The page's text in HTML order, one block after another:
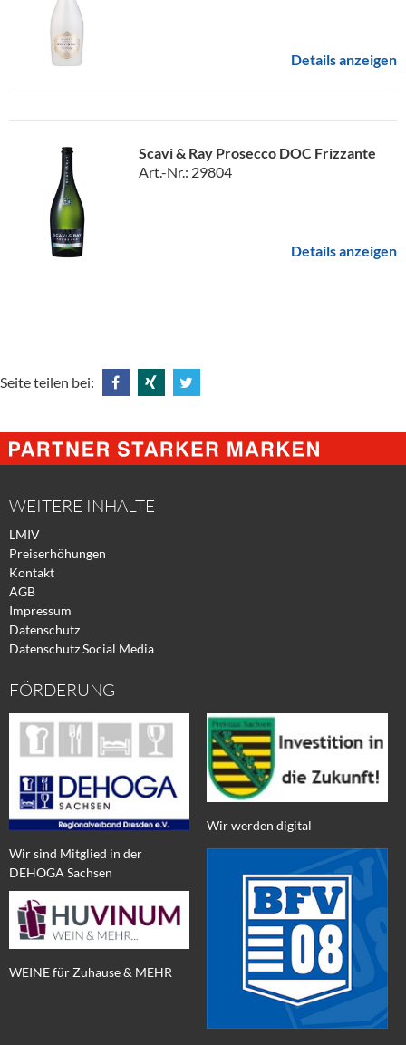
Details anzeigen
Scavi & Ray Prosecco DOC Frizzante
Art.-Nr.: 29804
Details anzeigen
Seite teilen bei:
@
Facebook
@
Xing
@
Twitter
WEITERE INHALTE
LMIV
Preiserhöhungen
Kontakt
AGB
Impressum
Datenschutz
Datenschutz Social Media
FÖRDERUNG
Wir sind Mitglied in der
DEHOGA Sachsen
WEINE für Zuhause & MEHR
Wir werden digital